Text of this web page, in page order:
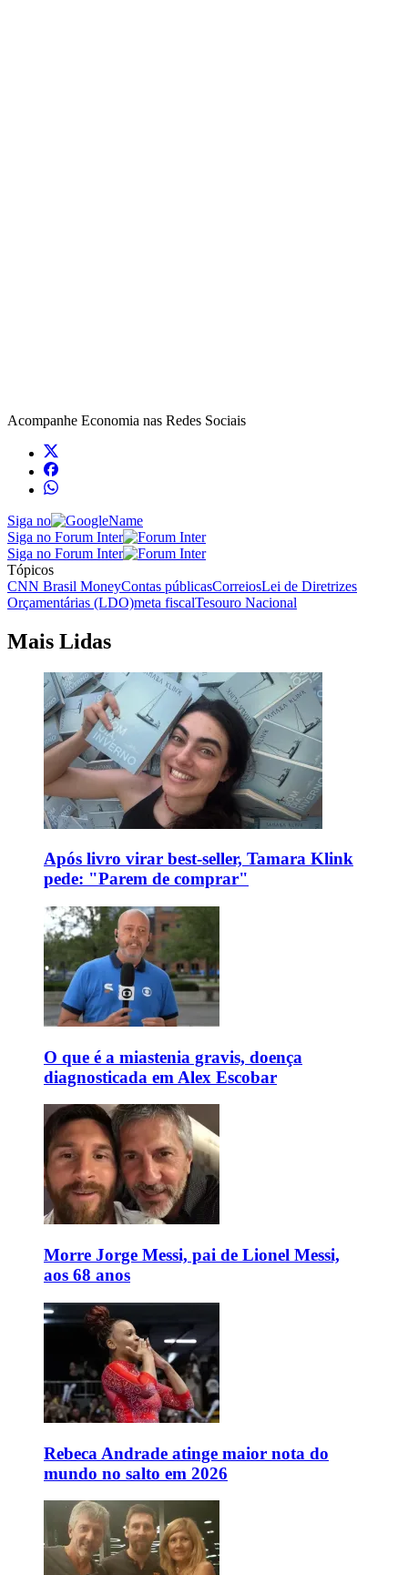
Acompanhe Economia nas Redes Sociais
Siga no
Siga no Forum Inter
Siga no Forum Inter
Tópicos
CNN Brasil MoneyContas públicasCorreiosLei de Diretrizes
Orçamentárias (LDO)meta fiscalTesouro Nacional
Mais Lidas
Após livro virar best-seller, Tamara Klink
pede: "Parem de comprar"
O que é a miastenia gravis, doença
diagnosticada em Alex Escobar
Morre Jorge Messi, pai de Lionel Messi,
aos 68 anos
Rebeca Andrade atinge maior nota do
mundo no salto em 2026